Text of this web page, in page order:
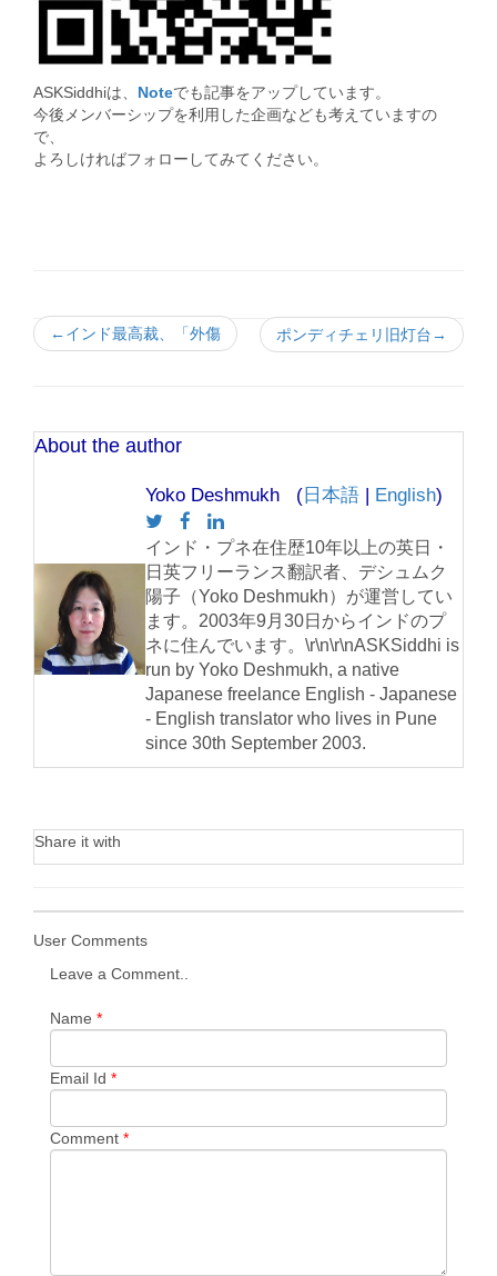
ASKSiddhiは、 Noteでも記事をアップしています。
今後メンバーシップを利用した企画なども考えていますの
で、
よろしければフォローしてみてください。
←インド最高裁、「外傷 ポンディチェリ旧灯台→
About the author
Yoko Deshmukh ( 日本語 | English)
インド・プネ在住歴10年以上の英日・
日英フリーランス翻訳者、デシュムク
陽子（Yoko Deshmukh）が運営してい
ます。2003年9月30日からインドのプ
ネに住んでいます。\r\n\r\nASKSiddhi is
run by Yoko Deshmukh, a native
Japanese freelance English - Japanese
- English translator who lives in Pune
since 30th September 2003.
Share it with
User Comments
Leave a Comment..
Name *
Email Id *
Comment *